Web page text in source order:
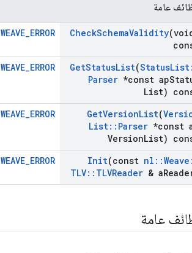
عامة
CheckSchemaValidity
WEAVE_ERROR
GetStatusList(StatusList
Parser *const ap
List)
WEAVE_ERROR
GetVersionList(
List:: Parser *const
VersionList)
WEAVE_ERROR
Init(const nl ::Weave
TLV:: TLVReader & a
WEAVE_ERROR
عامة